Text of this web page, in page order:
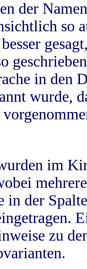
der
so
in
wurde,
im
in der
zu